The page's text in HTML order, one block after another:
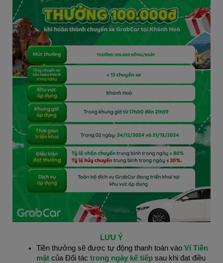
LƯU Ý
Tiền thưởng sẽ được tự động thanh toán vào Ví Tiền
mặt của Đối tác trong ngày kế tiếp sau khi đạt điều